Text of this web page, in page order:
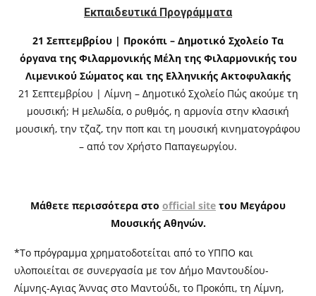
Εκπαιδευτικά Προγράμματα
21 Σεπτεμβρίου | Προκόπι – Δημοτικό Σχολείο Τα
όργανα της Φιλαρμονικής Μέλη της Φιλαρμονικής του
Λιμενικού Σώματος και της Ελληνικής Ακτοφυλακής
21 Σεπτεμβρίου | Λίμνη – Δημοτικό Σχολείο Πώς ακούμε τη
μουσική; Η μελωδία, ο ρυθμός, η αρμονία στην κλασική
μουσική, την τζαζ, την ποπ και τη μουσική κινηματογράφου
– από τον Χρήστο Παπαγεωργίου.
Μάθετε περισσότερα στο official site του Μεγάρου
Μουσικής Αθηνών.
*Το πρόγραμμα χρηματοδοτείται από το ΥΠΠΟ και
υλοποιείται σε συνεργασία με τον Δήμο Μαντουδίου-
Λίμνης-Αγιας Άννας στο Μαντούδι, το Προκόπι, τη Λίμνη,